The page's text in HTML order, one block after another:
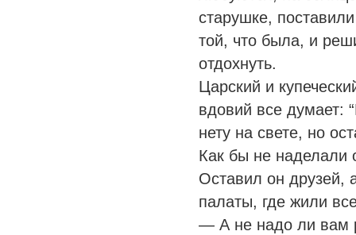
старушке,
той, что была, и
отдохнуть.
Царский и
вдовий все думает:
нету на свете, но
Как бы не наделали
Оставил он друзей,
палаты, где жили
— А не надо ли вам